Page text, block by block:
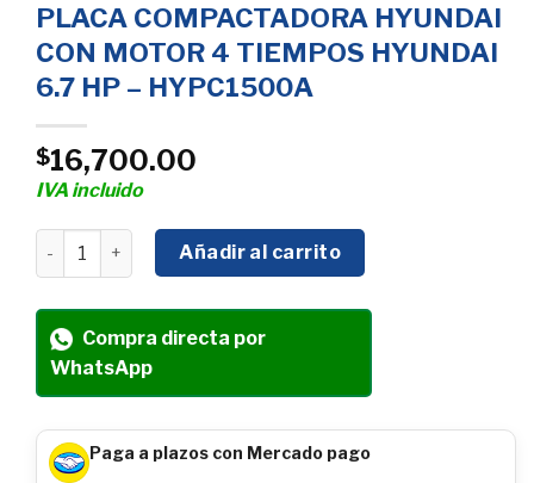
PLACA COMPACTADORA HYUNDAI
CON MOTOR 4 TIEMPOS HYUNDAI
6.7 HP – HYPC1500A
$16,700.00
IVA incluido
PLACA COMPACTADORA HYUNDAI CON MOTOR 4
Añadir al carrito
Compra directa por
WhatsApp
Paga a plazos con Mercado pago